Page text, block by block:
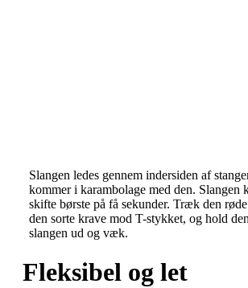
Slangen ledes gennem indersiden af
kommer i karambolage med den. Slangen
skifte børste på få sekunder. Træk den
den sorte krave mod T-stykket, og hold
slangen ud og væk.
Fleksibel og let